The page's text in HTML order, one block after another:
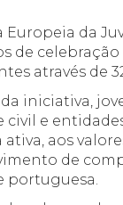
Europeia da
de
através de
iniciativa,
civil e
ativa, aos
de
portuguesa.